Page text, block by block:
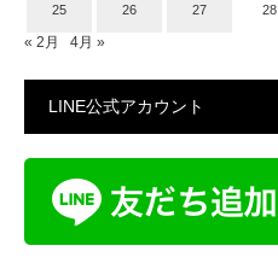
25 26 27 28
« 2月 4月 »
LINE公式アカウント